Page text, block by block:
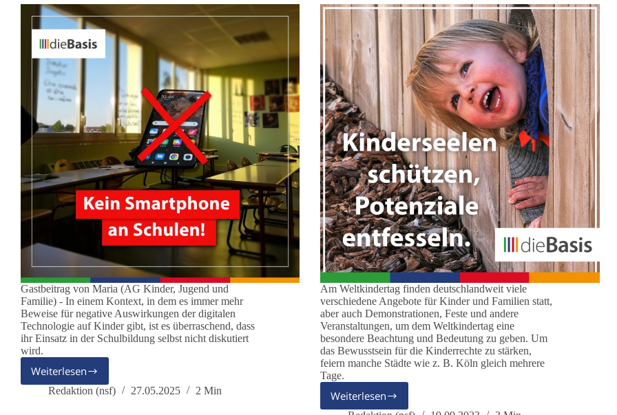
Gastbeitrag von Maria (AG Kinder, Jugend und
Familie) - In einem Kontext, in dem es immer mehr
Beweise für negative Auswirkungen der digitalen
Technologie auf Kinder gibt, ist es überraschend, dass
ihr Einsatz in der Schulbildung selbst nicht diskutiert
wird.
Weiterlesen
Haben
die
Redaktion (nsf) 27.05.2025 2 Min
Am Weltkindertag finden deutschlandweit viele
verschiedene Angebote für Kinder und Familien statt,
aber auch Demonstrationen, Feste und andere
Veranstaltungen, um dem Weltkindertag eine
besondere Beachtung und Bedeutung zu geben. Um
das Bewusstsein für die Kinderrechte zu stärken,
feiern manche Städte wie z. B. Köln gleich mehrere
Tage.
Weiterlesen
dieBasis